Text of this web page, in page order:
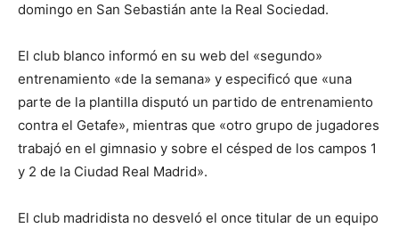
domingo en San Sebastián ante la Real Sociedad.
El club blanco informó en su web del «segundo»
entrenamiento «de la semana» y especificó que «una
parte de la plantilla disputó un partido de entrenamiento
contra el Getafe», mientras que «otro grupo de jugadores
trabajó en el gimnasio y sobre el césped de los campos 1
y 2 de la Ciudad Real Madrid».
El club madridista no desveló el once titular de un equipo